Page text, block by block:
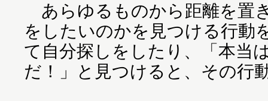
あらゆるものから距離を置
をしたいのかを見つける行動
て自分探しをしたり、「本当
だ！」と見つけると、その行